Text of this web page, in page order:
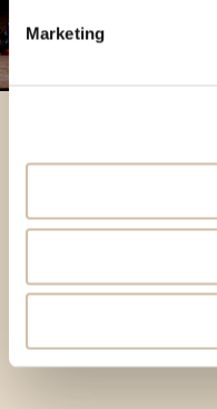
Marketing